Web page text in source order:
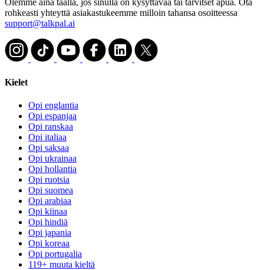
Olemme aina täällä, jos sinulla on kysyttävää tai tarvitset apua. Ota
rohkeasti yhteyttä asiakastukeemme milloin tahansa osoitteessa
support@talkpal.ai
Kielet
Opi englantia
Opi espanjaa
Opi ranskaa
Opi italiaa
Opi saksaa
Opi ukrainaa
Opi hollantia
Opi ruotsia
Opi suomea
Opi arabiaa
Opi kiinaa
Opi hindiä
Opi japania
Opi koreaa
Opi portugalia
119+ muuta kieltä